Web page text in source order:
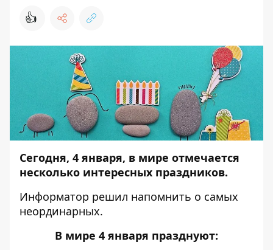
👍
Сегодня, 4 января, в мире отмечается
несколько интересных праздников.
Информатор решил напомнить о самых
неординарных.
В мире 4 января празднуют: